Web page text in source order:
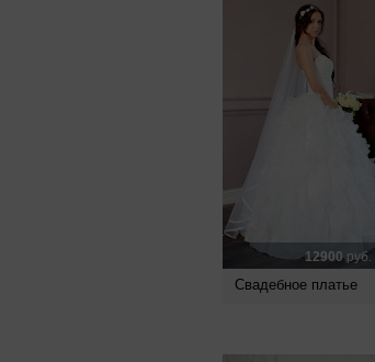
12900руб.
Свадебное платье